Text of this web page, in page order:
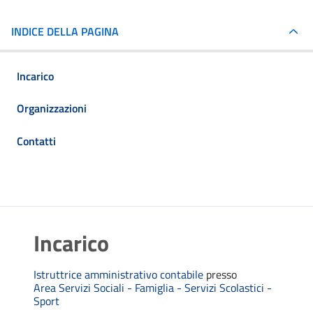
INDICE DELLA PAGINA
Incarico
Organizzazioni
Contatti
Incarico
Istruttrice amministrativo contabile presso
Area Servizi Sociali - Famiglia - Servizi Scolastici -
Sport